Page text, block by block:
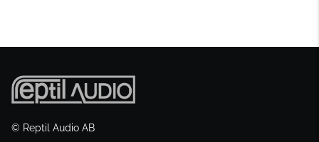
© Reptil Audio AB